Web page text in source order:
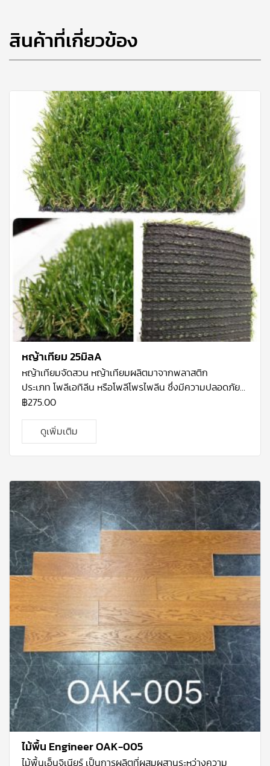
สินค้าที่เกี่ยวข้อง
หญ้าเทียม 25มิลA
หญ้าเทียมจัดสวน หญ้าเทียมผลิตมาจากพลาสติก
ประเภท โพลีเอทิลีน หรือโพลีโพรไพลีน ซึ่งมีความปลอดภัย
สูง ผสมสาร UV Stabilizer ทนแสงแดด และการใช้งาน
รอง (Backing) ซึ่งจะทำให้หญ้าติดกับแผ่นรองอย่างแน่น
สนิทและมีรูระบายน้ำอยู่ด้านหลัง ด้วยหญ้าเทียมคือนวัตกรรม
สามารถใช้งานได้หลากหลายรูปแบบ ทั้งด้านกีฬา จัดสวน
สนามเด็กเล่น โดยที่ไม่ต้องดูแลรักษามาก ทำให้สนามดูเขียว
สวยตลอดเวลา
฿275.00
ดูเพิ่มเติม
ไม้พื้น Engineer OAK-005
ไม้พื้นเอ็นจิเนียร์ เป็นการผลิตที่ผสมผสานระหว่างความ